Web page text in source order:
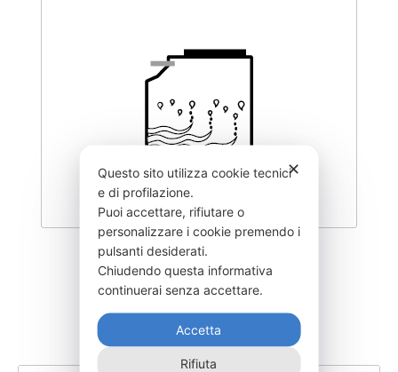
MNS-400-
480,00€
✕
Questo sito utilizza cookie tecnici
e di profilazione.
Puoi accettare, rifiutare o
personalizzare i cookie premendo i
pulsanti desiderati.
Chiudendo questa informativa
continuerai senza accettare.
Accetta
Rifiuta